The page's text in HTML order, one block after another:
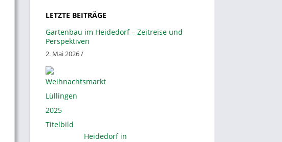
LETZTE BEITRÄGE
Gartenbau im Heidedorf – Zeitreise und
Perspektiven
2. Mai 2026 /
Heidedorf in